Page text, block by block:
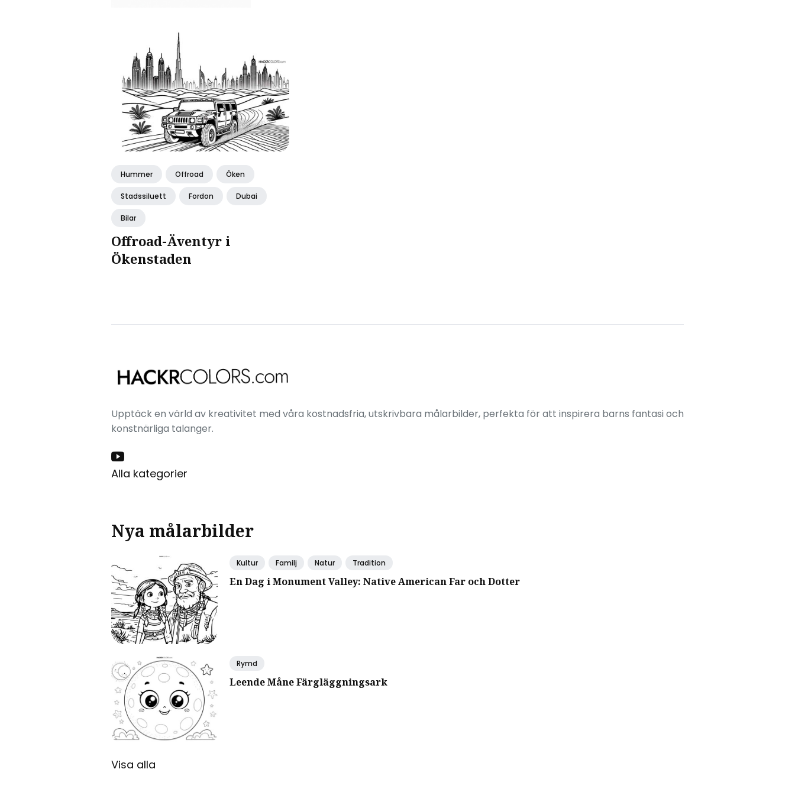
Hummer Offroad Öken
Stadssiluett Fordon Dubai
Bilar
Offroad-Äventyr i
Ökenstaden
Upptäck en värld av kreativitet med våra kostnadsfria, utskrivbara målarbilder, perfekta för att inspirera barns fantasi och
konstnärliga talanger.
Alla kategorier
Nya målarbilder
Kultur Familj Natur Tradition
En Dag i Monument Valley: Native American Far och Dotter
Rymd
Leende Måne Färgläggningsark
Visa alla